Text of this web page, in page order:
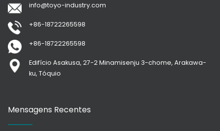
info@toyo-industry.com
+86-18722265598
+86-18722265598
Edifício Asakusa, 27-2 Minamisenju 3-chome, Arakawa-
ku, Tóquio
Mensagens Recentes